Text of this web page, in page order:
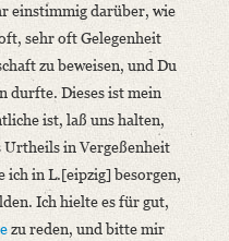
einstimmig darüber, wie
sehr oft Gelegenheit
zu beweisen, und Du
durfte. Dieses ist mein
ist, laß uns halten,
Urtheils in Vergeßenheit
ich in L.[eipzig] besorgen,
Ich hielte es für gut,
zu reden, und bitte mir